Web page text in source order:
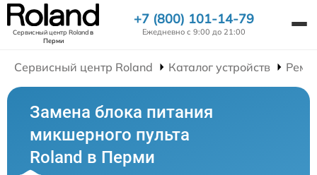
Сервисный центр Rolandв
Перми
+7 (800) 101-14-79
Ежедневно с 9:00 до 21:00
Сервисный центр Roland Каталог устройств
Замена блока питания
микшерного пульта
Roland в Перми